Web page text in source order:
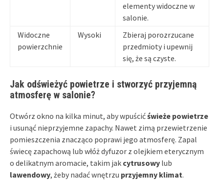
elementy widoczne w
salonie.
Widoczne
powierzchnie
Wysoki
Zbieraj porozrzucane
przedmioty i upewnij
się, że są czyste.
Jak odświeżyć powietrze i stworzyć przyjemną
atmosferę w salonie?
Otwórz okno na kilka minut, aby wpuścićświeże powietrze
i usunąć nieprzyjemne zapachy. Nawet zimą przewietrzenie
pomieszczenia znacząco poprawi jego atmosferę. Zapal
świecę zapachową lub włóż dyfuzor z olejkiem eterycznym
o delikatnym aromacie, takim jak cytrusowy lub
lawendowy, żeby nadać wnętrzu przyjemny klimat.